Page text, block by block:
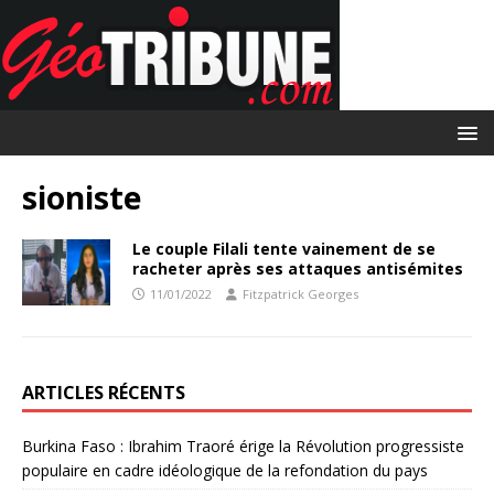
sioniste
Le couple Filali tente vainement de se
racheter après ses attaques antisémites
11/01/2022 Fitzpatrick Georges
ARTICLES RÉCENTS
Burkina Faso : Ibrahim Traoré érige la Révolution progressiste
populaire en cadre idéologique de la refondation du pays